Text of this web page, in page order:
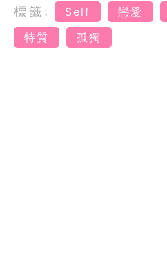
標籤: Self 戀愛
特質
孤獨